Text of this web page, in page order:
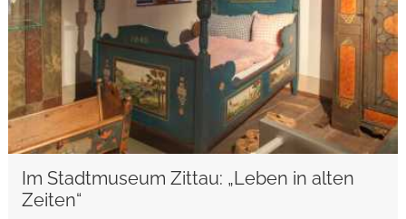
Im Stadtmuseum Zittau: „Leben in alten
Zeiten“